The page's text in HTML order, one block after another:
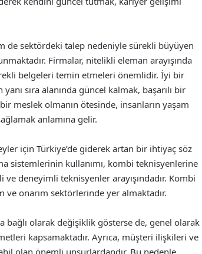
de sektördeki talep nedeniyle sürekli büyüyen
Firmalar, nitelikli eleman arayışında
belgeleri temin etmeleri önemlidir. İyi bir
sıra alanında güncel kalmak, başarılı bir
meslek olmanın ötesinde, insanların yaşam
anlamına gelir.
için Türkiye’de giderek artan bir ihtiyaç söz
sistemlerinin kullanımı, kombi teknisyenlerine
deneyimli teknisyenler arayışındadır. Kombi
ve onarım sektörlerinde yer almaktadır.
bağlı olarak değişiklik gösterse de, genel olarak
kapsamaktadır. Ayrıca, müşteri ilişkileri ve
olan önemli unsurlardandır. Bu nedenle,